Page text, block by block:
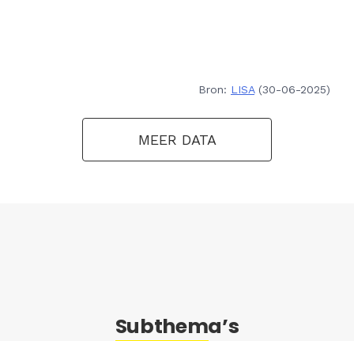
Bron: LISA(30-06-2025)
MEER DATA
Subthema’s